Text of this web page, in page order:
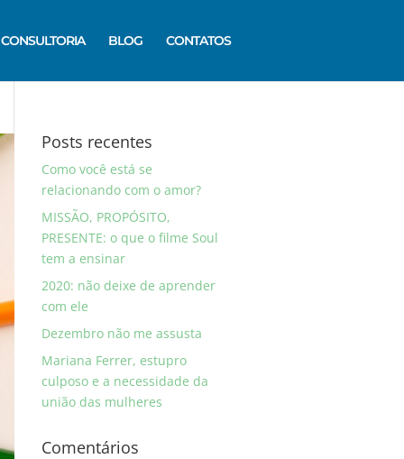
CONSULTORIA BLOG CONTATOS
Posts recentes
Como você está se
relacionando com o amor?
MISSÃO, PROPÓSITO,
PRESENTE: o que o filme Soul
tem a ensinar
2020: não deixe de aprender
com ele
Dezembro não me assusta
Mariana Ferrer, estupro
culposo e a necessidade da
união das mulheres
Comentários